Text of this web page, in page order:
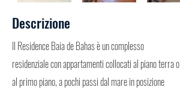
Descrizione
Il Residence Baia de Bahas è un complesso
residenziale con appartamenti collocati al piano terra o
al primo piano, a pochi passi dal mare in posizione